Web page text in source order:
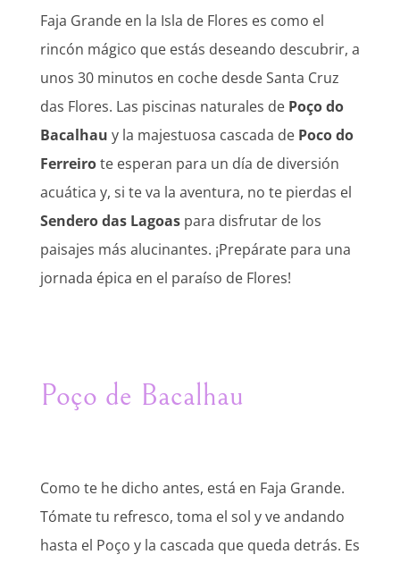
Faja Grande en la Isla de Flores es como el
rincón mágico que estás deseando descubrir, a
unos 30 minutos en coche desde Santa Cruz
das Flores. Las piscinas naturales de Poço do
Bacalhau y la majestuosa cascada de Poco do
Ferreirote esperan para un día de diversión
acuática y, si te va la aventura, no te pierdas el
Sendero das Lagoaspara disfrutar de los
paisajes más alucinantes. ¡Prepárate para una
jornada épica en el paraíso de Flores!
Poço de Bacalhau
Como te he dicho antes, está en Faja Grande.
Tómate tu refresco, toma el sol y ve andando
hasta el Poço y la cascada que queda detrás. Es